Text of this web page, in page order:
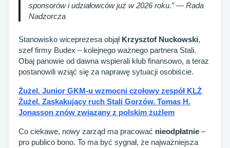
sponsorów i udziałowców już w 2026 roku.” — Rada
Nadzorcza
Stanowisko wiceprezesa objął Krzysztof Nuckowski,
szef firmy Budex – kolejnego ważnego partnera Stali.
Obaj panowie od dawna wspierali klub finansowo, a teraz
postanowili wziąć się za naprawę sytuacji osobiście.
Żużel. Junior GKM-u wzmocni czołowy zespół KLŻ
Żużel. Zaskakujący ruch Stali Gorzów. Tomas H.
Jonasson znów związany z polskim żużlem
Co ciekawe, nowy zarząd ma pracować nieodpłatnie –
pro publico bono. To ma być sygnał, że najważniejsza